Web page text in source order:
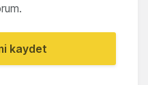
kaydet